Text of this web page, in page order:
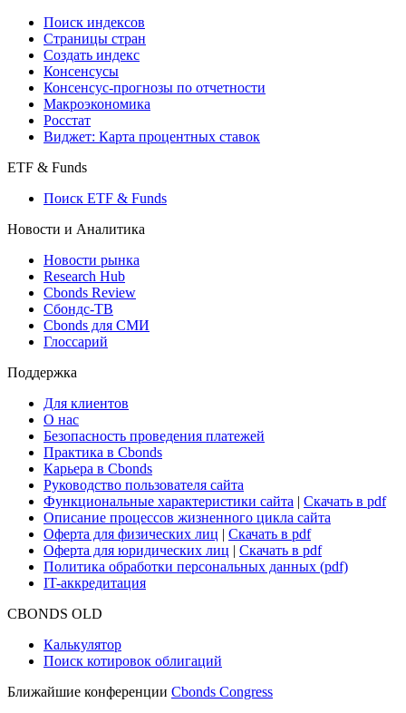
Поиск индексов
Страницы стран
Создать индекс
Консенсусы
Консенсус-прогнозы по отчетности
Макроэкономика
Росстат
Виджет: Карта процентных ставок
ETF & Funds
Поиск ETF & Funds
Новости и Аналитика
Новости рынка
Research Hub
Cbonds Review
Сбондс-ТВ
Cbonds для СМИ
Глоссарий
Поддержка
Для клиентов
О нас
Безопасность проведения платежей
Практика в Cbonds
Карьера в Cbonds
Руководство пользователя сайта
Функциональные характеристики сайта | Скачать в pdf
Описание процессов жизненного цикла сайта
Оферта для физических лиц | Скачать в pdf
Оферта для юридических лиц | Скачать в pdf
Политика обработки персональных данных (pdf)
IT-аккредитация
CBONDS OLD
Калькулятор
Поиск котировок облигаций
Ближайшие конференции Cbonds Congress